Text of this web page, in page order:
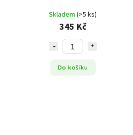
Skladem (>5 ks)
345 Kč
Do košíku